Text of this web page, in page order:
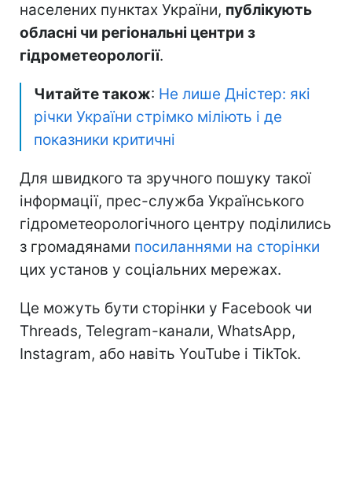
населених пунктах України, публікують
обласні чи регіональні центри з
гідрометеорології.
Читайте також: Не лише Дністер: які
річки України стрімко міліють і де
показники критичні
Для швидкого та зручного пошуку такої
інформації, прес-служба Українського
гідрометеорологічного центру поділились
з громадянами посиланнями на сторінки
цих установ у соціальних мережах.
Це можуть бути сторінки у Facebook чи
Threads, Telegram-канали, WhatsApp,
Instagram, або навіть YouTube і TikTok.